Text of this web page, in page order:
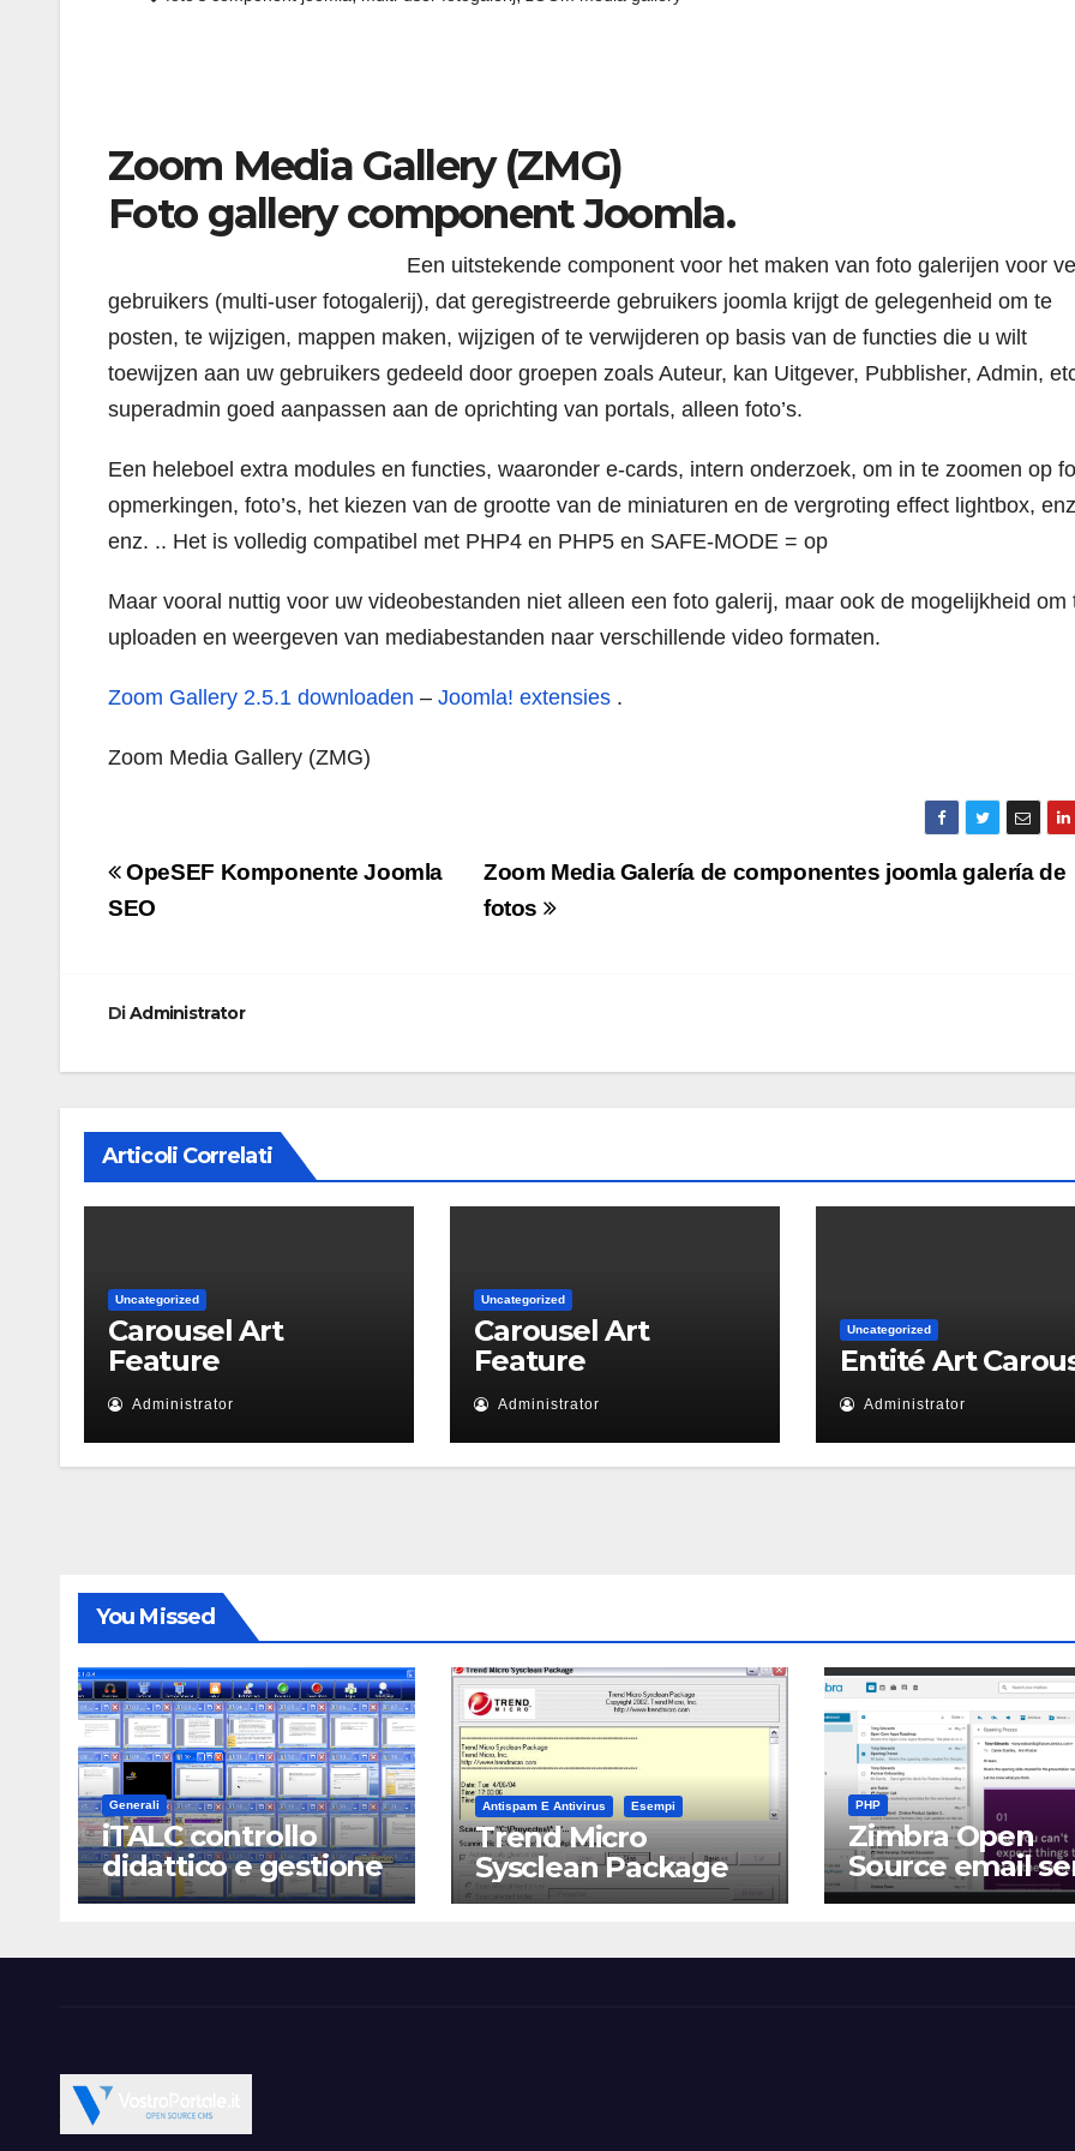
Zoom Media Gallery (ZMG)
Foto gallery component Joomla.
Een uitstekende component voor het maken van foto galerijen voor
gebruikers (multi-user fotogalerij), dat geregistreerde gebruikers joomla krijgt de gelegenheid om te
posten, te wijzigen, mappen maken, wijzigen of te verwijderen op basis van de functies die u wilt
toewijzen aan uw gebruikers gedeeld door groepen zoals Auteur, kan Uitgever, Pubblisher, Admin,
superadmin goed aanpassen aan de oprichting van portals, alleen foto’s.
Een heleboel extra modules en functies, waaronder e-cards, intern onderzoek, om in te zoomen op
opmerkingen, foto’s, het kiezen van de grootte van de miniaturen en de vergroting effect lightbox,
enz. .. Het is volledig compatibel met PHP4 en PHP5 en SAFE-MODE = op
Maar vooral nuttig voor uw videobestanden niet alleen een foto galerij, maar ook de mogelijkheid om
uploaden en weergeven van mediabestanden naar verschillende video formaten.
Zoom Gallery 2.5.1 downloaden – Joomla! extensies .
Zoom Media Gallery (ZMG)
Navigazione
articoli
Zoom Media Galería de componentes joomla galería de
fotos
OpeSEF Komponente Joomla
SEO
DiAdministrator
Articoli Correlati
Uncategorized
Carousel Art
Feature
Administrator
Uncategorized
Carousel Art
Feature
Administrator
Uncategorized
Entité Art
Administrator
You Missed
Generali
iTALC controllo
didattico e gestione
LAN scolastica
Antispam E Antivirus Esempi
Trend Micro
Sysclean Package
PHP
Zimbra Open
Source email
software